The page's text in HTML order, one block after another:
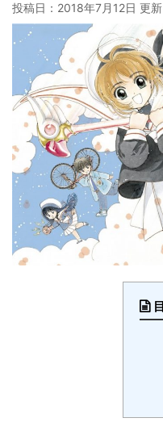
投稿日：2018年7月12日 更新